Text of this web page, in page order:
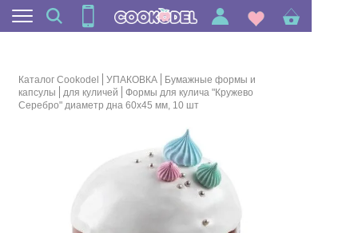
Каталог Cookodel УПАКОВКА
Бумажные формы и
капсулы
для куличей
Формы для кулича "Кружево
Серебро" диаметр дна 60х45 мм, 10 шт